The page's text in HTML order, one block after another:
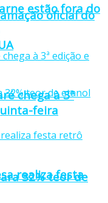
estão fora do
32% teor de
oficial do
chega à 3ª
feira
realiza festa